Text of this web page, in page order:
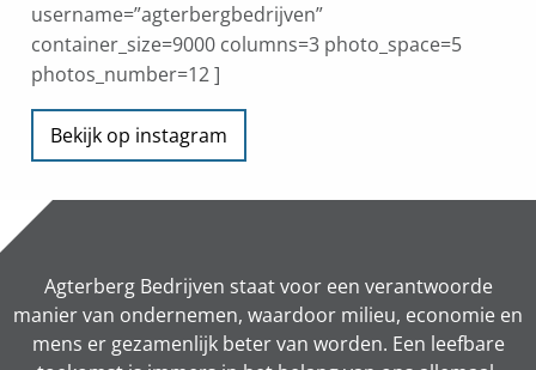
username=”agterbergbedrijven”
container_size=9000 columns=3 photo_space=5
photos_number=12 ]
Bekijk op instagram
Agterberg Bedrijven staat voor een verantwoorde
manier van ondernemen, waardoor milieu, economie en
mens er gezamenlijk beter van worden. Een leefbare